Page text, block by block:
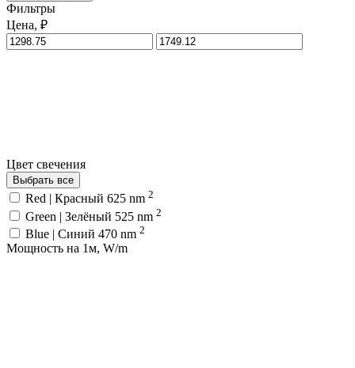
Фильтры
Цена, ₽
Цвет свечения
Выбрать все
Red | Красный 625 nm 2
Green | Зелёный 525 nm 2
Blue | Синий 470 nm 2
Мощность на 1м, W/m